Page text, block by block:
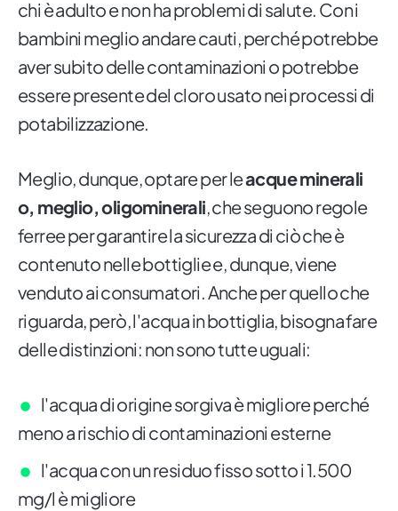
chi è adulto e non ha problemi di salute. Con i
bambini meglio andare cauti, perché potrebbe
aver subito delle contaminazioni o potrebbe
essere presente del cloro usato nei processi di
potabilizzazione.
Meglio, dunque, optare per leacque minerali
o, meglio, oligominerali, che seguono regole
ferree per garantire la sicurezza di ciò che è
contenuto nelle bottiglie e, dunque, viene
venduto ai consumatori. Anche per quello che
riguarda, però, l'acqua in bottiglia, bisogna fare
delle distinzioni: non sono tutte uguali:
l'acqua di origine sorgiva è migliore perché
meno a rischio di contaminazioni esterne
l'acqua con un residuo fisso sotto i 1.500
mg/l è migliore